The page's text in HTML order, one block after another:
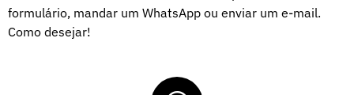
formulário, mandar um WhatsApp ou enviar um e-mail.
Como desejar!